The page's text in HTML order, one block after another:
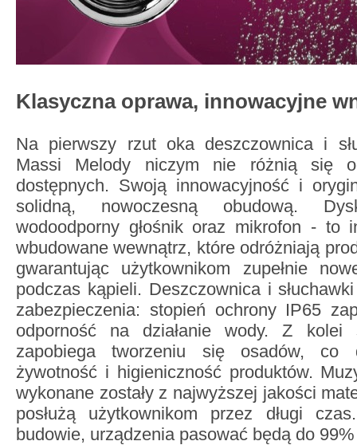
Klasyczna oprawa, innowacyjne
Na pierwszy rzut oka deszczownica i
Massi Melody niczym nie różnią się
dostępnych. Swoją innowacyjność i
solidną, nowoczesną obudową.
wodoodporny głośnik oraz mikrofon - to
wbudowane wewnątrz, które odróżniają
gwarantując użytkownikom zupełnie
podczas kąpieli. Deszczownica i
zabezpieczenia: stopień ochrony IP65
odporność na działanie wody. Z
zapobiega tworzeniu się osadów, co
żywotność i higieniczność produktów.
wykonane zostały z najwyższej jakości
posłużą użytkownikom przez długi
budowie, urządzenia pasować będą do